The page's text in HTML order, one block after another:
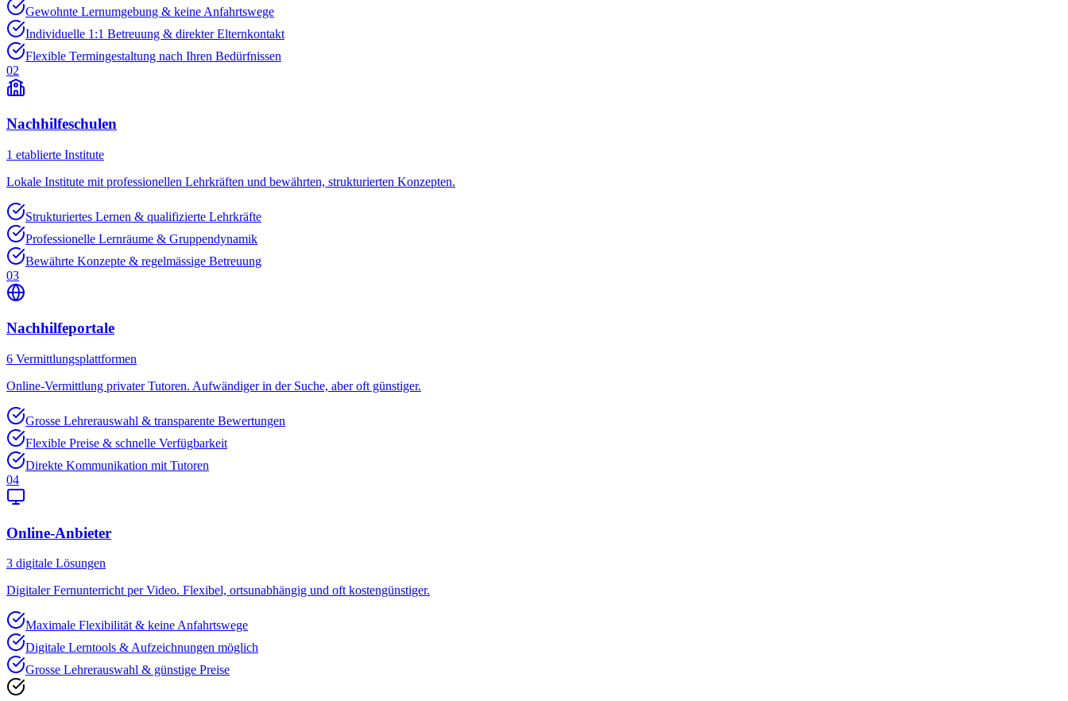
Gewohnte Lernumgebung & keine Anfahrtswege
Individuelle 1:1 Betreuung & direkter Elternkontakt
Flexible Termingestaltung nach Ihren Bedürfnissen
02
Nachhilfeschulen
1 etablierte Institute
Lokale Institute mit professionellen Lehrkräften und bewährten, strukturierten Konzepten.
Strukturiertes Lernen & qualifizierte Lehrkräfte
Professionelle Lernräume & Gruppendynamik
Bewährte Konzepte & regelmässige Betreuung
03
Nachhilfeportale
6 Vermittlungsplattformen
Online-Vermittlung privater Tutoren. Aufwändiger in der Suche, aber oft günstiger.
Grosse Lehrerauswahl & transparente Bewertungen
Flexible Preise & schnelle Verfügbarkeit
Direkte Kommunikation mit Tutoren
04
Online-Anbieter
3 digitale Lösungen
Digitaler Fernunterricht per Video. Flexibel, ortsunabhängig und oft kostengünstiger.
Maximale Flexibilität & keine Anfahrtswege
Digitale Lerntools & Aufzeichnungen möglich
Grosse Lehrerauswahl & günstige Preise